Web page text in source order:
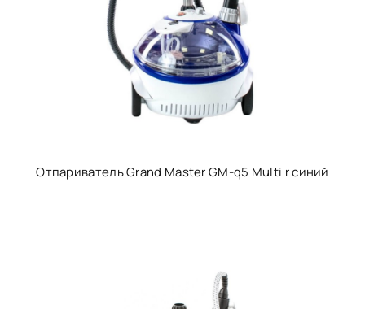
Отпариватель Grand Master GM-q5 Multi r синий